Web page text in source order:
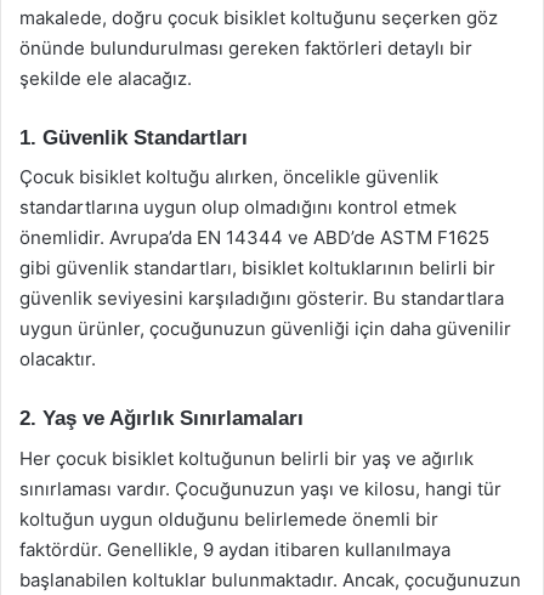
makalede, doğru çocuk bisiklet koltuğunu seçerken göz
önünde bulundurulması gereken faktörleri detaylı bir
şekilde ele alacağız.
1. Güvenlik Standartları
Çocuk bisiklet koltuğu alırken, öncelikle güvenlik
standartlarına uygun olup olmadığını kontrol etmek
önemlidir. Avrupa’da EN 14344 ve ABD’de ASTM F1625
gibi güvenlik standartları, bisiklet koltuklarının belirli bir
güvenlik seviyesini karşıladığını gösterir. Bu standartlara
uygun ürünler, çocuğunuzun güvenliği için daha güvenilir
olacaktır.
2. Yaş ve Ağırlık Sınırlamaları
Her çocuk bisiklet koltuğunun belirli bir yaş ve ağırlık
sınırlaması vardır. Çocuğunuzun yaşı ve kilosu, hangi tür
koltuğun uygun olduğunu belirlemede önemli bir
faktördür. Genellikle, 9 aydan itibaren kullanılmaya
başlanabilen koltuklar bulunmaktadır. Ancak, çocuğunuzun